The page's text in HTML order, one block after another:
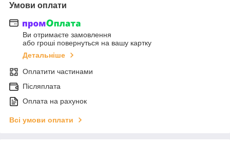
Умови оплати
Ви отримаєте замовлення
або гроші повернуться на вашу картку
Детальніше
Оплатити частинами
Післяплата
Оплата на рахунок
Всі умови оплати